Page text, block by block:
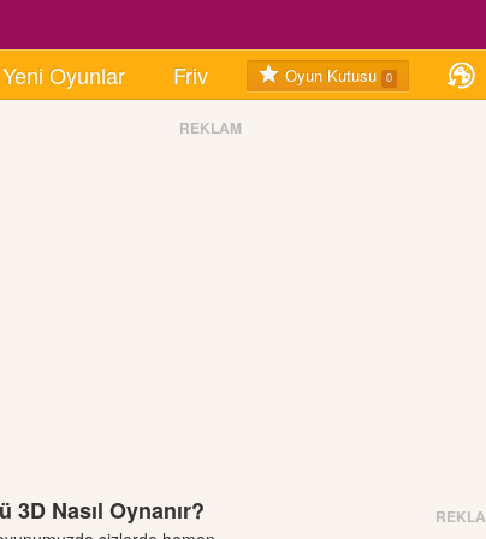
Yeni Oyunlar Friv Oyun Kutusu 0
REKLAM
3D Nasıl Oynanır?